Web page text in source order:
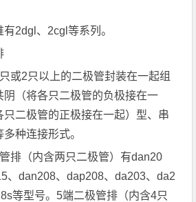
2dgl、2cgl等系列。
或2只以上的二极管封装在一起组
阴（将各只二极管的负极接在一
二极管的正极接在一起）型、串
种连接形式。
排（内含两只二极管）有dan20
、dan208、dap208、da203、da2
等型号。5端二极管排（内含4只